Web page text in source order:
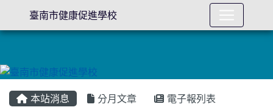
本站消息 分月文章 電子報列表
臺南市健康促進學校